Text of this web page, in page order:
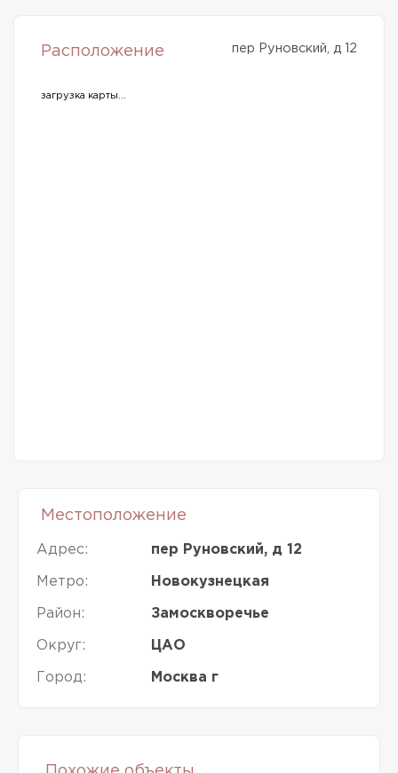
Расположение пер Руновский, д 12
загрузка карты...
Местоположение
Адрес: пер Руновский, д 12
Метро: Новокузнецкая
Район: Замоскворечье
Округ: ЦАО
Город: Москва г